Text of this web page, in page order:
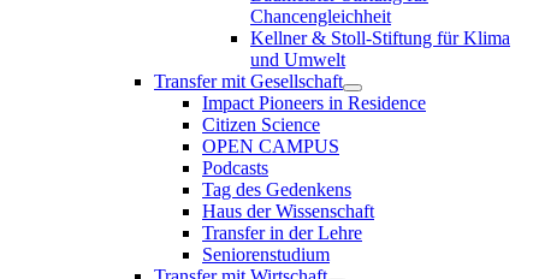
Chancengleichheit
Kellner & Stoll-Stiftung für Klima
und Umwelt
Transfer mit Gesellschaft
Impact Pioneers in Residence
Citizen Science
OPEN CAMPUS
Podcasts
Tag des Gedenkens
Haus der Wissenschaft
Transfer in der Lehre
Seniorenstudium